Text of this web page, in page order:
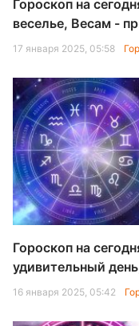
Гороскоп на
веселье, Весам -
17 января 2025, 05:58
Гороскоп на
удивительный
16 января 2025, 05:42